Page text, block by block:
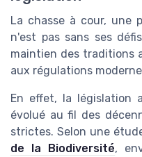
La chasse à cour, une
n'est pas sans ses
maintien des traditions
aux régulations
En effet, la législation
évolué au fil des
strictes. Selon une
de la Biodiversité,